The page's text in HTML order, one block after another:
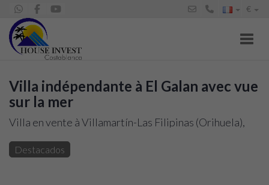
€
Villa indépendante à El Galan avec vue
sur la mer
Villa en vente à Villamartín-Las Filipinas (Orihuela),
Destacados